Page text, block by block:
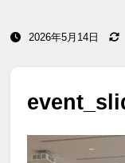
2026年5月14日